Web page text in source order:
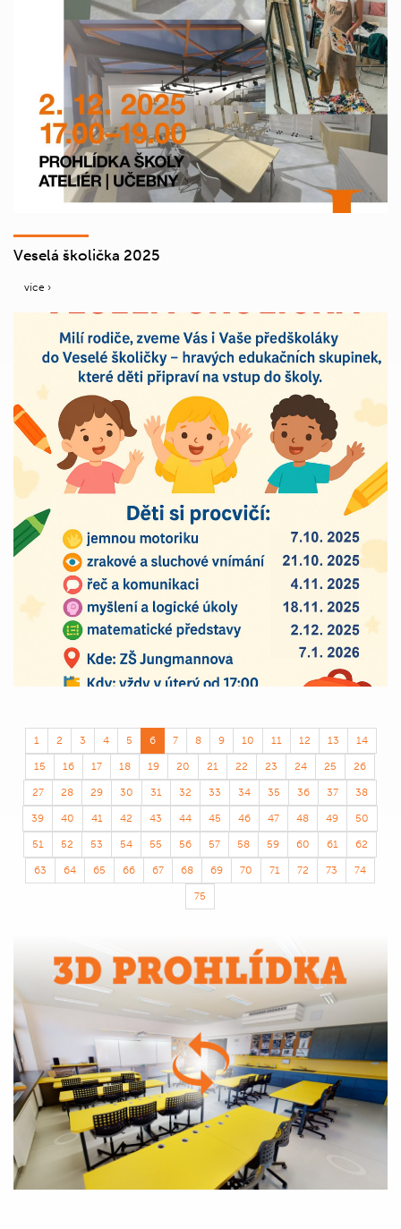
Veselá školička 2025
více ›
1 2 3 4 5 6 7 8 9 10 11 12 13 14
15 16 17 18 19 20 21 22 23 24 25 26
27 28 29 30 31 32 33 34 35 36 37 38
39 40 41 42 43 44 45 46 47 48 49 50
51 52 53 54 55 56 57 58 59 60 61 62
63 64 65 66 67 68 69 70 71 72 73 74
75